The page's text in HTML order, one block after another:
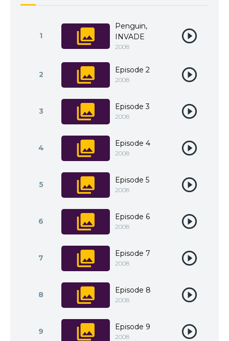
1
Penguin,
INVADE
2008
2 Episode 2
2008
3 Episode 3
2008
4 Episode 4
2008
5 Episode 5
2008
6 Episode 6
2008
7 Episode 7
2008
8 Episode 8
2008
9 Episode 9
2008